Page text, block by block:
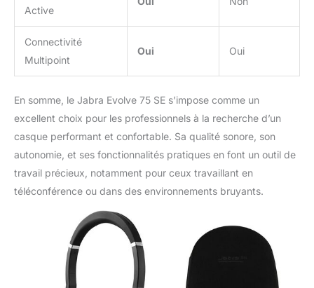
Active
Connectivité
Multipoint
Oui Oui
En somme, le Jabra Evolve 75 SE s’impose comme un
excellent choix pour les professionnels à la recherche d’un
casque performant et confortable. Sa qualité sonore, son
autonomie, et ses fonctionnalités pratiques en font un outil de
travail précieux, notamment pour ceux travaillant en
téléconférence ou dans des environnements bruyants.